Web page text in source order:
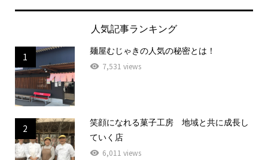
人気記事ランキング
1
麺屋むじゃきの人気の秘密とは！
7,531 views
2
笑顔になれる菓子工房 地域と共に成長し
ていく店
6,011 views